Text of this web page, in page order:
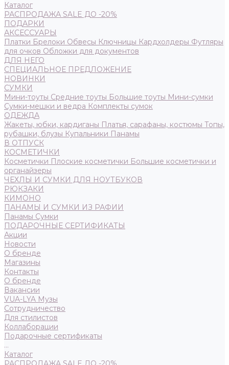
Каталог
РАСПРОДАЖА SALE ДО -20%
ПОДАРКИ
АКСЕССУАРЫ
Платки Брелоки Обвесы Ключницы Кардхолдеры Футляры
для очков Обложки для документов
ДЛЯ НЕГО
СПЕЦИАЛЬНОЕ ПРЕДЛОЖЕНИЕ
НОВИНКИ
СУМКИ
Мини-тоуты Средние тоуты Большие тоуты Мини-сумки
Сумки-мешки и ведра Комплекты сумок
ОДЕЖДА
Жакеты, юбки, кардиганы Платья, сарафаны, костюмы Топы,
рубашки, блузы Купальники Панамы
В ОТПУСК
КОСМЕТИЧКИ
Косметички Плоские косметички Большие косметички и
органайзеры
ЧЕХЛЫ И СУМКИ ДЛЯ НОУТБУКОВ
РЮКЗАКИ
КИМОНО
ПАНАМЫ И СУМКИ ИЗ РАФИИ
Панамы Сумки
ПОДАРОЧНЫЕ СЕРТИФИКАТЫ
Акции
Новости
О бренде
Магазины
Контакты
О бренде
Вакансии
VUA-LYA Музы
Сотрудничество
Для стилистов
Коллаборации
Подарочные сертификаты
...
Каталог